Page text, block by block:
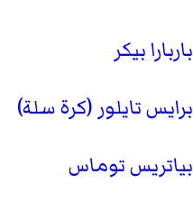
باربارا بيكر
برايس تايلور (كرة سلة)
بياتريس توماس